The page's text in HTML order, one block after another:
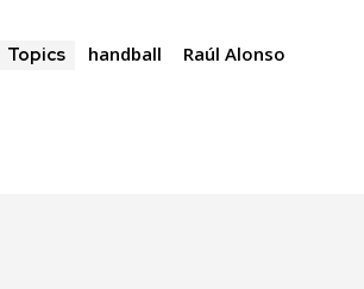
Topics handball Raúl Alonso